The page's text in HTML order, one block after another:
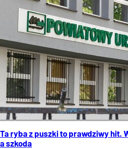
Ta ryba z puszki to prawdziwy hit.
a szkoda